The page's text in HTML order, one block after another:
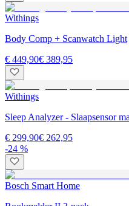
Withings
Body Comp + Scanwatch Light
€ 449,90€ 389,95
Withings
Sleep Analyzer - Slaapsensor
€ 299,90€ 262,95
-24 %
Bosch Smart Home